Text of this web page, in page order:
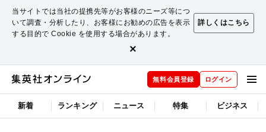
当サイトでは当社の提携先等がお客様のニーズ等につ
いて調査・分析したり、お客様にお勧めの広告を表示
する目的で Cookie を使用する場合があります。
詳しくはこちら
×
無料会員登録 ログイン
新着 ランキング ニュース 特集 ビジネス